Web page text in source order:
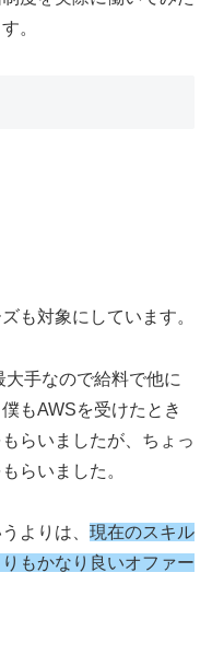
。
も対象にしています。
手なので給料で他に
もAWSを受けたとき
らいましたが、ちょっ
らいました。
よりは、 現在のスキル
もかなり良いオファー